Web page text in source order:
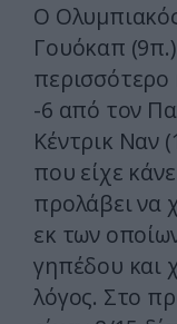
Ο
Γουόκαπ
περισσότερο
-6 από τον
Κέντρικ Ναν
που είχε
προλάβει να
εκ των
γηπέδου και
λόγος. Στο